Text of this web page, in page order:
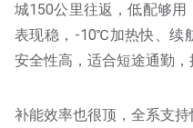
城150公里往返，低配够
表现稳，-10℃加热快、续
安全性高，适合短途通勤，
补能效率也很顶，全系支